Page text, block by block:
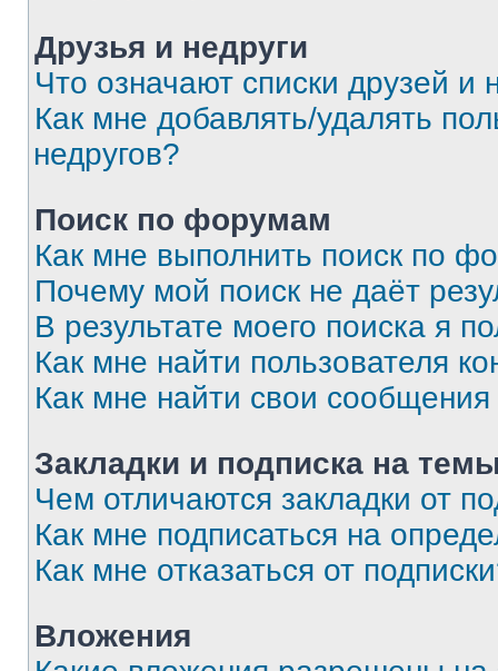
Друзья и недруги
Что означают списки друзей и
Как мне добавлять/удалять
недругов?
Поиск по форумам
Как мне выполнить поиск по
Почему мой поиск не даёт
В результате моего поиска я
Как мне найти пользователя
Как мне найти свои
Закладки и подписка на
Чем отличаются закладки от
Как мне подписаться на
Как мне отказаться от
Вложения